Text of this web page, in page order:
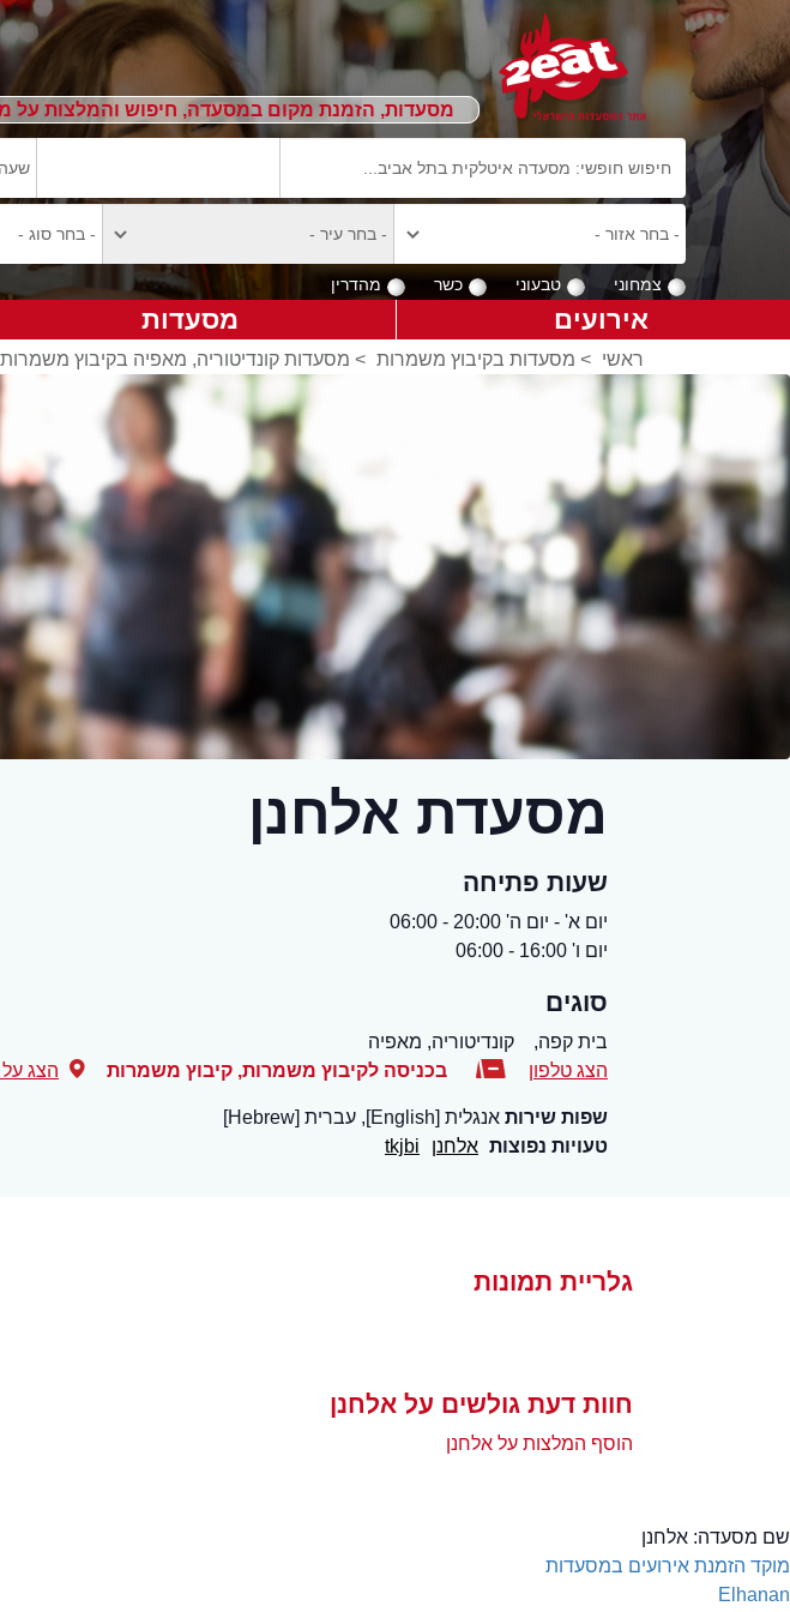
מסעדות, הזמנת מקום במסעדה, חיפוש והמלצות על
צמחוני טבעוני כשר מהדרין
אירועים מסעדות
ראשי > מסעדות בקיבוץ משמרות > מסעדות קונדיטוריה, מאפיה בקיבוץ משמרות
מסעדת אלחנן
שעות פתיחה
יום א' - יום ה' 20:00 - 06:00
יום ו' 16:00 - 06:00
סוגים
בית קפה,
קונדיטוריה, מאפיה
הצג טלפון
בכניסה לקיבוץ משמרות, קיבוץ משמרות הצג
שפות שירות אנגלית [English], עברית [Hebrew]
טעויות נפוצות אלחנן tkjbi
גלריית תמונות
חוות דעת גולשים על אלחנן
הוסף המלצות על אלחנן
שם מסעדה: אלחנן
מוקד הזמנת אירועים במסעדות
Elhanan